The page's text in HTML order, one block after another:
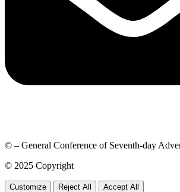
© – General Conference of Seventh-day
© 2025 Copyright
Customize Reject All Accept All